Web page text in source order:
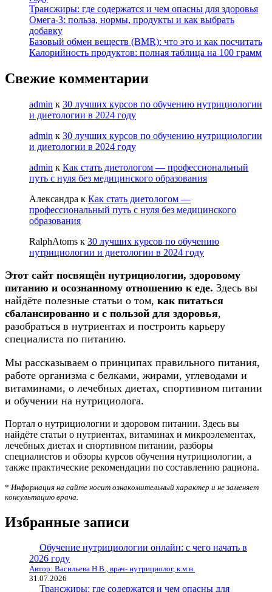
Трансжиры: где содержатся и чем опасны для здоровья
Омега-3: польза, нормы, продукты и как выбрать
добавку
Базовый обмен веществ (BMR): что это и как посчитать
Калорийность продуктов: полная таблица на 100 грамм
Свежие комментарии
admin к 30 лучших курсов по обучению нутрициологии
и диетологии в 2024 году
admin к 30 лучших курсов по обучению нутрициологии
и диетологии в 2024 году
admin к Как стать диетологом — профессиональный
путь с нуля без медицинского образования
Александра к Как стать диетологом —
профессиональный путь с нуля без медицинского
образования
RalphAtoms к 30 лучших курсов по обучению
нутрициологии и диетологии в 2024 году
Этот сайт посвящён нутрициологии, здоровому
питанию и осознанному отношению к еде. Здесь вы
найдёте полезные статьи о том, как питаться
сбалансированно и с пользой для здоровья,
разобраться в нутриентах и построить карьеру
специалиста по питанию.
Мы рассказываем о принципах правильного питания,
работе организма с белками, жирами, углеводами и
витаминами, о лечебных диетах, спортивном питании
и обучении на нутрициолога.
Портал о нутрициологии и здоровом питании. Здесь вы
найдёте статьи о нутриентах, витаминах и микроэлементах,
лечебных диетах и спортивном питании, разборы
специалистов и обзоры курсов обучения нутрициологии, а
также практические рекомендации по составлению рациона.
* Информация на сайте носит ознакомительный характер и не заменяет
консультацию врача.
Избранные записи
Обучение нутрициологии онлайн: с чего начать в
2026 году
Автор: Васильева Н.В., врач- нутрициолог, к.м.н.
31.07.2026
Трансжиры: где содержатся и чем опасны для